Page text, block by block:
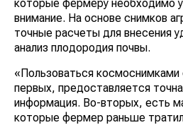
которые фермеру необходимо
внимание. На основе снимков
точные расчеты для внесения
анализ плодородия почвы.
«Пользоваться космоснимками
первых, предоставляется
информация. Во-вторых, есть
которые фермер раньше